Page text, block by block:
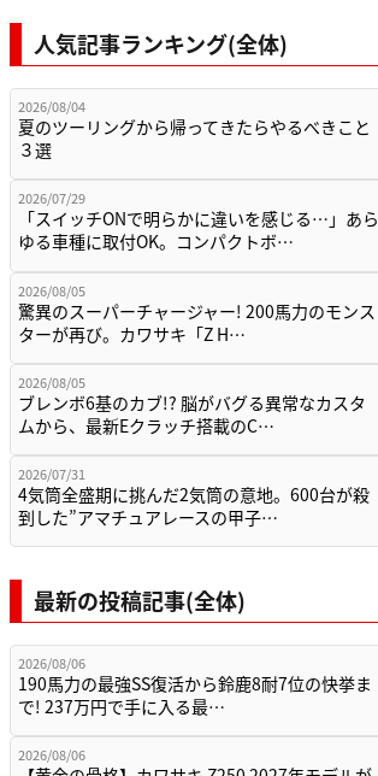
人気記事ランキング(全体)
2026/08/04
夏のツーリングから帰ってきたらやるべきこと
３選
2026/07/29
「スイッチONで明らかに違いを感じる…」あら
ゆる車種に取付OK。コンパクトボ…
2026/08/05
驚異のスーパーチャージャー! 200馬力のモンス
ターが再び。カワサキ「Z H…
2026/08/05
ブレンボ6基のカブ!? 脳がバグる異常なカスタ
ムから、最新Eクラッチ搭載のC…
2026/07/31
4気筒全盛期に挑んだ2気筒の意地。600台が殺
到した”アマチュアレースの甲子…
最新の投稿記事(全体)
2026/08/06
190馬力の最強SS復活から鈴鹿8耐7位の快挙ま
で! 237万円で手に入る最…
2026/08/06